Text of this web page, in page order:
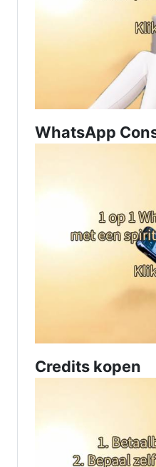
WhatsApp
Credits kopen